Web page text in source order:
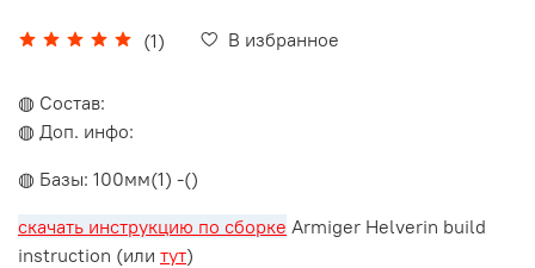
(1) В избранное
◍ Состав:
◍ Доп. инфо:
◍ Базы: 100мм(1) -()
скачать инструкцию по сборке Armiger Helverin build
instruction (или тут)